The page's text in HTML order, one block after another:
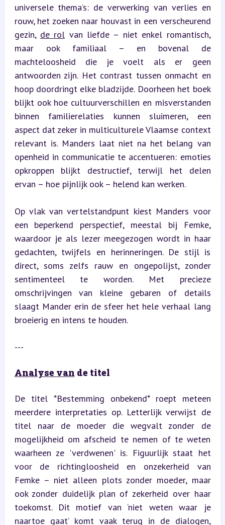
universele thema’s: de verwerking van verlies en
rouw, het zoeken naar houvast in een verscheurend
gezin, de rol van liefde – niet enkel romantisch,
maar ook familiaal – en bovenal de
machteloosheid die je voelt als er geen
antwoorden zijn. Het contrast tussen onmacht en
hoop doordringt elke bladzijde. Doorheen het boek
blijkt ook hoe cultuurverschillen en misverstanden
binnen familierelaties kunnen sluimeren, een
aspect dat zeker in multiculturele Vlaamse context
relevant is. Manders laat niet na het belang van
openheid in communicatie te accentueren: emoties
opkroppen blijkt destructief, terwijl het delen
ervan – hoe pijnlijk ook – helend kan werken.
Op vlak van vertelstandpunt kiest Manders voor
een beperkend perspectief, meestal bij Femke,
waardoor je als lezer meegezogen wordt in haar
gedachten, twijfels en herinneringen. De stijl is
direct, soms zelfs rauw en ongepolijst, zonder
sentimenteel te worden. Met precieze
omschrijvingen van kleine gebaren of details
slaagt Mander erin de sfeer het hele verhaal lang
broeierig en intens te houden.
---
Analyse van de titel
De titel *Bestemming onbekend* roept meteen
meerdere interpretaties op. Letterlijk verwijst de
titel naar de moeder die wegvalt zonder de
mogelijkheid om afscheid te nemen of te weten
waarheen ze 'verdwenen' is. Figuurlijk staat het
voor de richtingloosheid en onzekerheid van
Femke – niet alleen plots zonder moeder, maar
ook zonder duidelijk plan of zekerheid over haar
toekomst. Dit motief van ‘niet weten waar je
naartoe gaat’ komt vaak terug in de dialogen,